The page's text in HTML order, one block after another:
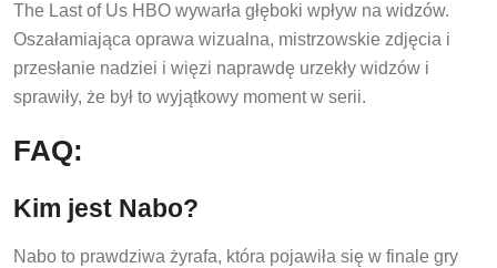
The Last of Us HBO wywarła głęboki wpływ na widzów.
Oszałamiająca oprawa wizualna, mistrzowskie zdjęcia i
przesłanie nadziei i więzi naprawdę urzekły widzów i
sprawiły, że był to wyjątkowy moment w serii.
FAQ:
Kim jest Nabo?
Nabo to prawdziwa żyrafa, która pojawiła się w finale gry